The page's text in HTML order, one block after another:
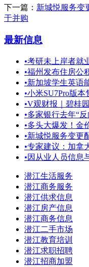
下一篇： 新城悦服务变
于并购
最新信息
•考研未上岸者就
•福州发布住房公
•新加坡学生英语
•小米SU7Pro版本
•V观财报｜碧桂
•多家银行去年“
•多头大爆发！金
•新城悦服务变更
•专家建议：加拿
•因从业人员信息
潜江生活服务
潜江商务服务
潜江供求信息
潜江房产信息
潜江商务信息
潜江二手市场
潜江教育培训
潜江求职招聘
潜江招商加盟